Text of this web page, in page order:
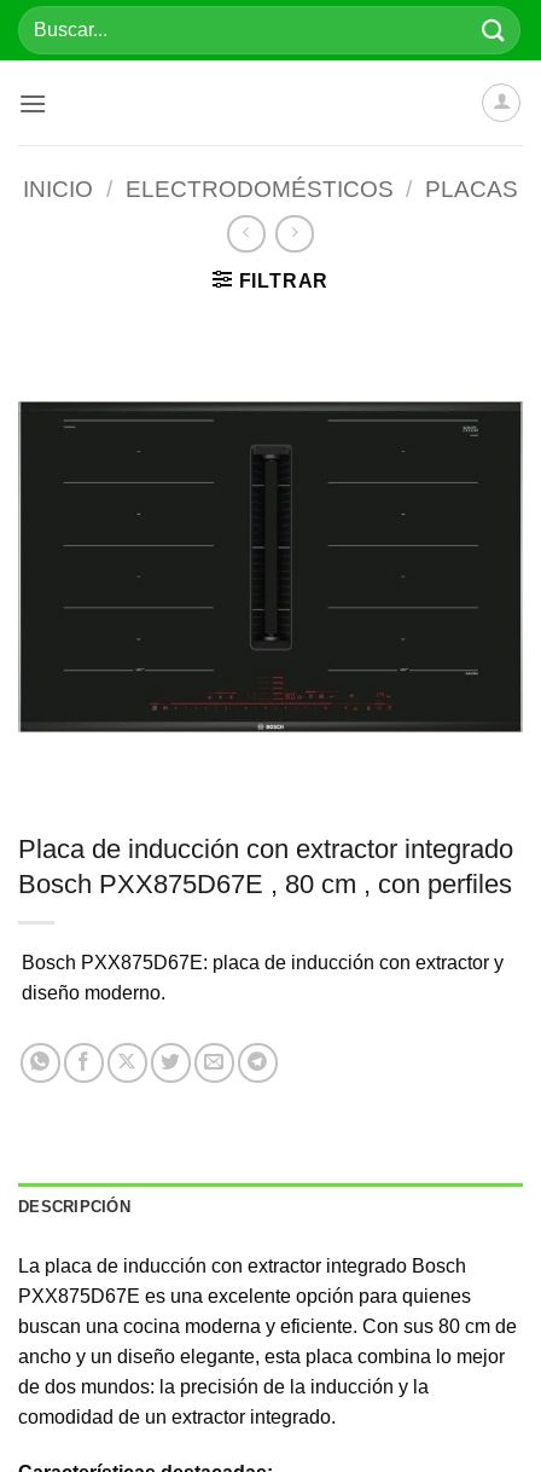
SaltarBuscar
por:
INICIO / ELECTRODOMÉSTICOS / PLACAS
FILTRAR
Placa de inducción con extractor integrado
Bosch PXX875D67E , 80 cm , con perfiles
Bosch PXX875D67E: placa de inducción con extractor y
diseño moderno.
DESCRIPCIÓN
La placa de inducción con extractor integrado Bosch
PXX875D67E es una excelente opción para quienes
buscan una cocina moderna y eficiente. Con sus 80 cm de
ancho y un diseño elegante, esta placa combina lo mejor
de dos mundos: la precisión de la inducción y la
comodidad de un extractor integrado.